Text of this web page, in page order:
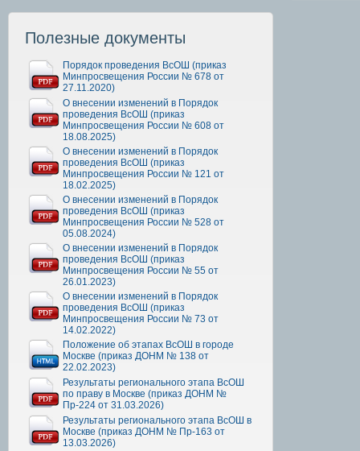
Полезные документы
Порядок проведения ВсОШ (приказ
Минпросвещения России № 678 от
27.11.2020)
О внесении изменений в Порядок
проведения ВсОШ (приказ
Минпросвещения России № 608 от
18.08.2025)
О внесении изменений в Порядок
проведения ВсОШ (приказ
Минпросвещения России № 121 от
18.02.2025)
О внесении изменений в Порядок
проведения ВсОШ (приказ
Минпросвещения России № 528 от
05.08.2024)
О внесении изменений в Порядок
проведения ВсОШ (приказ
Минпросвещения России № 55 от
26.01.2023)
О внесении изменений в Порядок
проведения ВсОШ (приказ
Минпросвещения России № 73 от
14.02.2022)
Положение об этапах ВсОШ в городе
Москве (приказ ДОНМ № 138 от
22.02.2023)
Результаты регионального этапа ВсОШ
по праву в Москве (приказ ДОНМ №
Пр-224 от 31.03.2026)
Результаты регионального этапа ВсОШ в
Москве (приказ ДОНМ № Пр-163 от
13.03.2026)